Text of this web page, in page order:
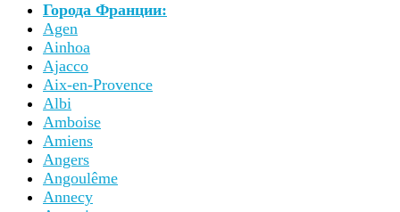
Города Франции:
Agen
Ainhoa
Ajacco
Aix-en-Provence
Albi
Amboise
Amiens
Angers
Angoulême
Annecy